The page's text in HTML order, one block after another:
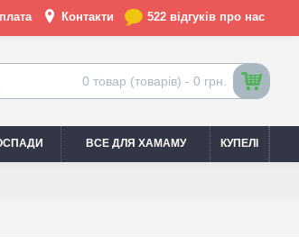
Контакти 522 відгуків про нас
0 товар (товарів) - 0 грн.
ВСЕ ДЛЯ ХАМАМУ КУПЕЛІ